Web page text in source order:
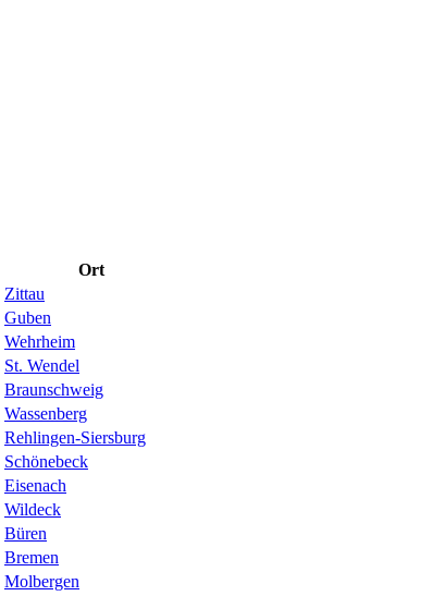
Ort
Zittau
Guben
Wehrheim
St. Wendel
Braunschweig
Wassenberg
Rehlingen-Siersburg
Schönebeck
Eisenach
Wildeck
Büren
Bremen
Molbergen